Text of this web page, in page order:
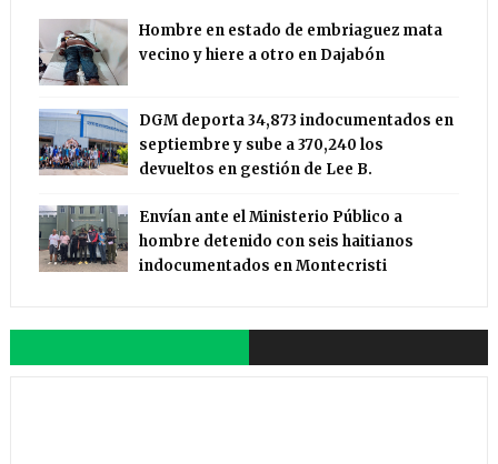
Hombre en estado de embriaguez mata
vecino y hiere a otro en Dajabón
DGM deporta 34,873 indocumentados en
septiembre y sube a 370,240 los
devueltos en gestión de Lee B.
Envían ante el Ministerio Público a
hombre detenido con seis haitianos
indocumentados en Montecristi